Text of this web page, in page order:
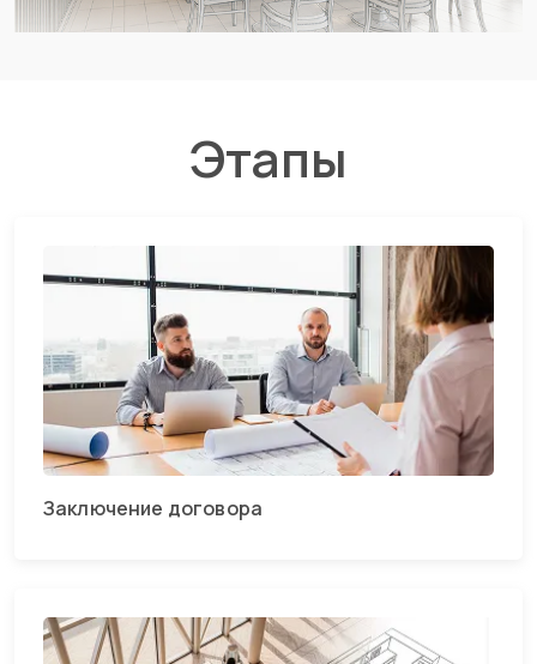
Этапы
Заключение договора